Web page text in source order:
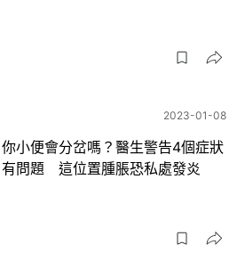
2023-01-08
你小便會分岔嗎？醫生警告4個症狀
有問題 這位置腫脹恐私處發炎